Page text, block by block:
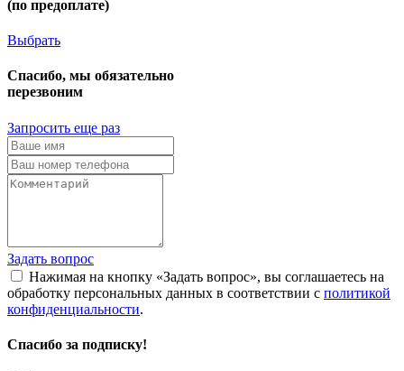
(по предоплате)
Выбрать
Спасибо, мы обязательно
перезвоним
Запросить еще раз
Задать вопрос
Нажимая на кнопку «Задать вопрос», вы соглашаетесь на
обработку персональных данных в соответствии с политикой
конфиденциальности.
Спасибо за подписку!